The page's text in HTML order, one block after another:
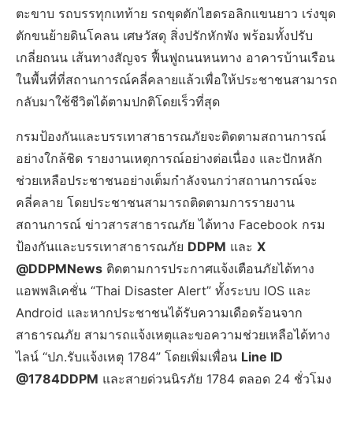
ตะขาบ รถบรรทุกเทท้าย รถขุดตักไฮดรอลิกแขนยาว เร่งขุด
ตักขนย้ายดินโคลน เศษวัสดุ สิ่งปรักหักพัง พร้อมทั้งปรับ
เกลี่ยถนน เส้นทางสัญจร ฟื้นฟูถนนหนทาง อาคารบ้านเรือน
ในพื้นที่ที่สถานการณ์คลี่คลายแล้วเพื่อให้ประชาชนสามารถ
กลับมาใช้ชีวิตได้ตามปกติโดยเร็วที่สุด
กรมป้องกันและบรรเทาสาธารณภัยจะติดตามสถานการณ์
อย่างใกล้ชิด รายงานเหตุการณ์อย่างต่อเนื่อง และปักหลัก
ช่วยเหลือประชาชนอย่างเต็มกำลังจนกว่าสถานการณ์จะ
คลี่คลาย โดยประชาชนสามารถติดตามการรายงาน
สถานการณ์ ข่าวสารสาธารณภัย ได้ทาง Facebook กรม
ป้องกันและบรรเทาสาธารณภัย DDPM และ X
@DDPMNews ติดตามการประกาศแจ้งเตือนภัยได้ทาง
แอพพลิเคชั่น “Thai Disaster Alert” ทั้งระบบ IOS และ
Android และหากประชาชนได้รับความเดือดร้อนจาก
สาธารณภัย สามารถแจ้งเหตุและขอความช่วยเหลือได้ทาง
ไลน์ “ปภ.รับแจ้งเหตุ 1784” โดยเพิ่มเพื่อน Line ID
@1784DDPM และสายด่วนนิรภัย 1784 ตลอด 24 ชั่วโมง